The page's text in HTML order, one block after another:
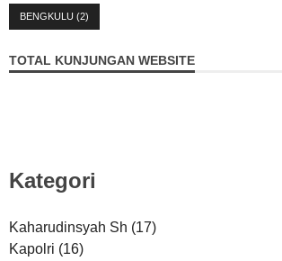
BENGKULU (2)
TOTAL KUNJUNGAN WEBSITE
Kategori
Kaharudinsyah Sh (17)
Kapolri (16)